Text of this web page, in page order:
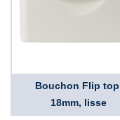
Bouchon Flip
18mm, lisse